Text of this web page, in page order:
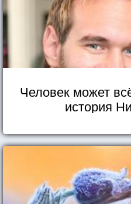
Человек может
история